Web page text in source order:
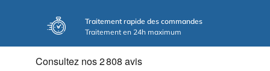
Traitement rapide des commandes
Traitement en 24h maximum